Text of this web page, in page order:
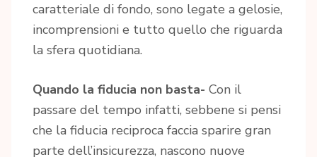
caratteriale di fondo, sono legate a gelosie,
incomprensioni e tutto quello che riguarda
la sfera quotidiana.
Quando la fiducia non basta- Con il
passare del tempo infatti, sebbene si pensi
che la fiducia reciproca faccia sparire gran
parte dell’insicurezza, nascono nuove